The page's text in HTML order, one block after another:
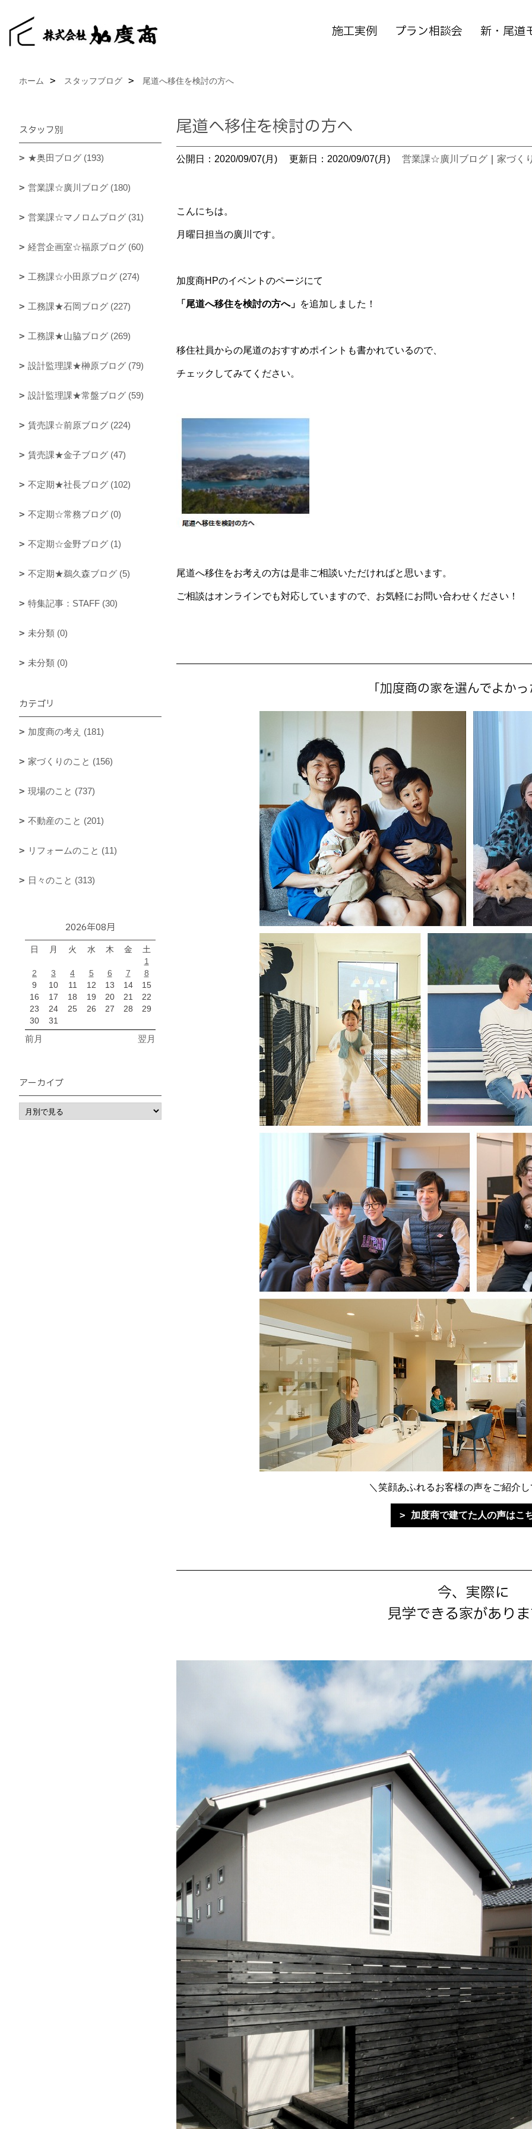
施工実例 プラン相談会 新・尾道
ホーム スタッフブログ 尾道へ移住を検討の方へ
尾道へ移住を検討の方へ
公開日：2020/09/07(月) 更新日：2020/09/07(月) 営業課☆廣川ブログ 家づく
こんにちは。
月曜日担当の廣川です。
加度商HPのイベントのページにて
「尾道へ移住を検討の方へ」 を追加しました！
移住社員からの尾道のおすすめポイントも書かれているので、
チェックしてみてください。
尾道へ移住をお考えの方は是非ご相談いただければと思います。
ご相談はオンラインでも対応していますので、お気軽にお問い合わせください！
「加度商の家を選んでよか
＼笑顔あふれるお客様の声をご紹介
加度商で建てた人の声はこ
今、実際に
見学できる家があり
スタッフ別
★奥田ブログ (193)
営業課☆廣川ブログ (180)
営業課☆マノロムブログ (31)
経営企画室☆福原ブログ (60)
工務課☆小田原ブログ (274)
工務課★石岡ブログ (227)
工務課★山脇ブログ (269)
設計監理課★榊原ブログ (79)
設計監理課★常盤ブログ (59)
賃売課☆前原ブログ (224)
賃売課★金子ブログ (47)
不定期★社長ブログ (102)
不定期☆常務ブログ (0)
不定期☆金野ブログ (1)
不定期★鵜久森ブログ (5)
特集記事：STAFF (30)
未分類 (0)
未分類 (0)
カテゴリ
加度商の考え (181)
家づくりのこと (156)
現場のこと (737)
不動産のこと (201)
リフォームのこと (11)
日々のこと (313)
2026年08月
日 月 火 水 木 金
土
1
2
3 4 5 6 7
8
9
10 11 12 13 14
15
16
17 18 19 20 21
22
23
24 25 26 27 28
29
30
31
前月 翌月
アーカイブ